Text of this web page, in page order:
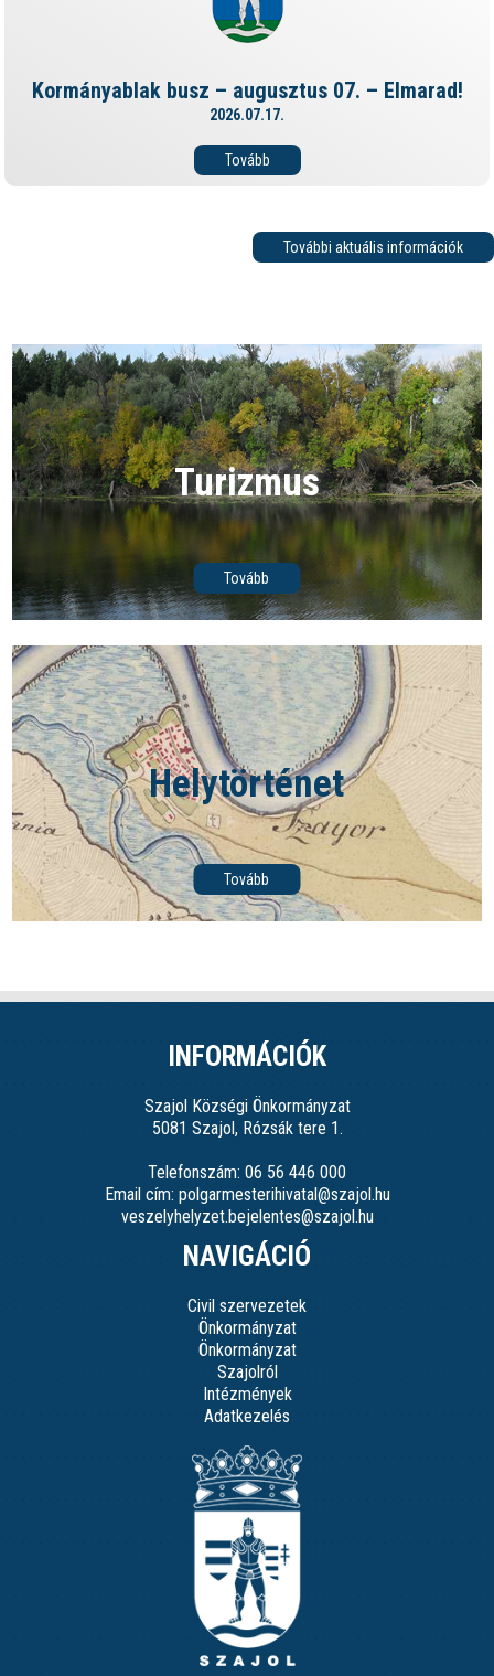
Kormányablak busz – augusztus 07. – Elmarad!
2026.07.17.
Tovább
További aktuális információk
Turizmus
Tovább
Helytörténet
Tovább
INFORMÁCIÓK
Szajol Községi Önkormányzat
5081 Szajol, Rózsák tere 1.
Telefonszám: 06 56 446 000
Email cím: polgarmesterihivatal@szajol.hu
veszelyhelyzet.bejelentes@szajol.hu
NAVIGÁCIÓ
Civil szervezetek
Önkormányzat
Önkormányzat
Szajolról
Intézmények
Adatkezelés